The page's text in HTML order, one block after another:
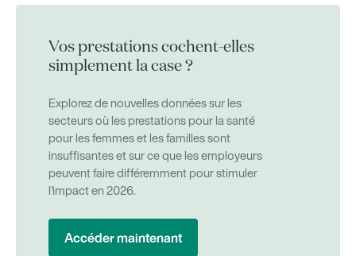
Vos prestations cochent-elles
simplement la case ?
Explorez de nouvelles données sur les
secteurs où les prestations pour la santé
pour les femmes et les familles sont
insuffisantes et sur ce que les employeurs
peuvent faire différemment pour stimuler
l'impact en 2026.
Accéder maintenant